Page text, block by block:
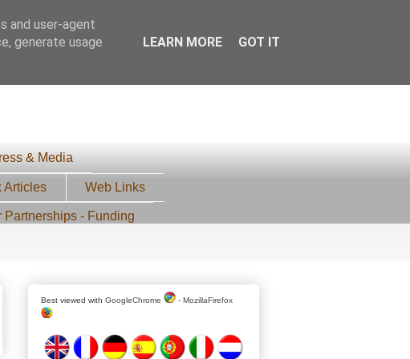
& Media
Articles Web Links
Partnerships - Funding
Best viewed with GoogleChrome - MozillaFirefox
and user-agent
generate usage
LEARN MORE GOT IT